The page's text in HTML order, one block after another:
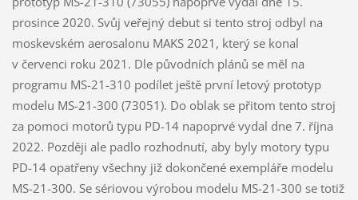
prosince 2020. Svůj veřejný debut si tento stroj odbyl na
moskevském aerosalonu MAKS 2021, který se konal
v červenci roku 2021. Dle původních plánů se měl na
programu MS-21-310 podílet ještě první letový prototyp
modelu MS-21-300 (73051). Do oblak se přitom tento stroj
za pomoci motorů typu PD-14 napoprvé vydal dne 7. října
2022. Později ale padlo rozhodnutí, aby byly motory typu
PD-14 opatřeny všechny již dokončené exempláře modelu
MS-21-300. Se sériovou výrobou modelu MS-21-300 se totiž